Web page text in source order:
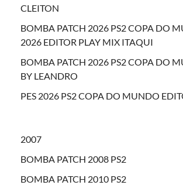
CLEITON
BOMBA PATCH 2026 PS2 COPA DO
2026 EDITOR PLAY MIX ITAQUI
BOMBA PATCH 2026 PS2 COPA DO
BY LEANDRO
PES 2026 PS2 COPA DO MUNDO
2007
BOMBA PATCH 2008 PS2
BOMBA PATCH 2010 PS2